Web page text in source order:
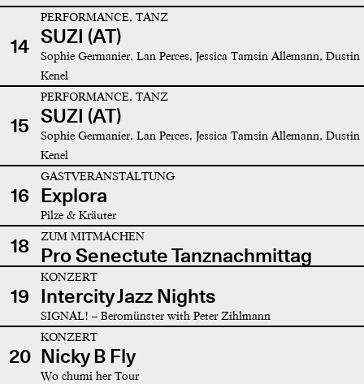
14
PERFORMANCE, TANZ
SUZI (AT)
Sophie Germanier, Lan Perces, Jessica Tamsin Allemann, Dustin
Kenel
15
PERFORMANCE, TANZ
SUZI (AT)
Sophie Germanier, Lan Perces, Jessica Tamsin Allemann, Dustin
Kenel
16
GASTVERANSTALTUNG
Explora
Pilze & Kräuter
18 ZUM MITMACHEN
Pro Senectute Tanznachmittag
19
KONZERT
Intercity Jazz Nights
SIGNAL! – Beromünster with Peter Zihlmann
20
KONZERT
Nicky B Fly
Wo chumi her Tour